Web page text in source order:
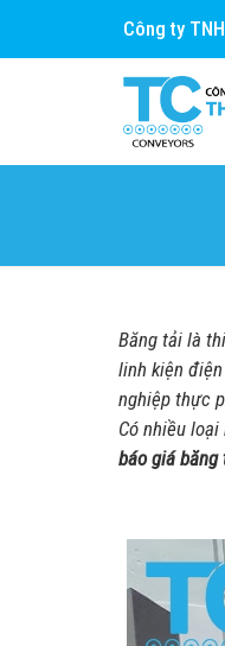
Công ty
Băng tải là
linh kiện
nghiệp thực
Có nhiều
báo giá băng